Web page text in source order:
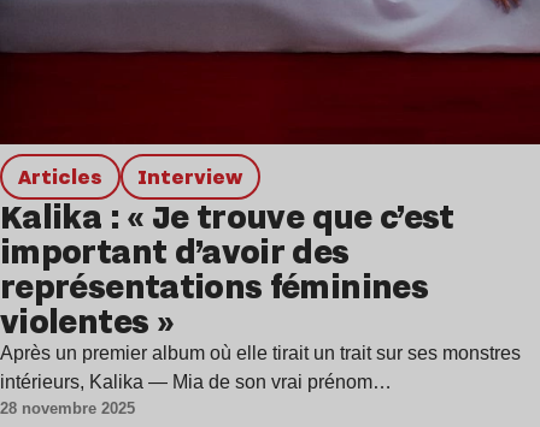
Articles interview
Kalika : « Je trouve que c’est
important d’avoir des
représentations féminines
violentes »
Après un premier album où elle tirait un trait sur ses monstres
intérieurs, Kalika — Mia de son vrai prénom…
28 novembre 2025